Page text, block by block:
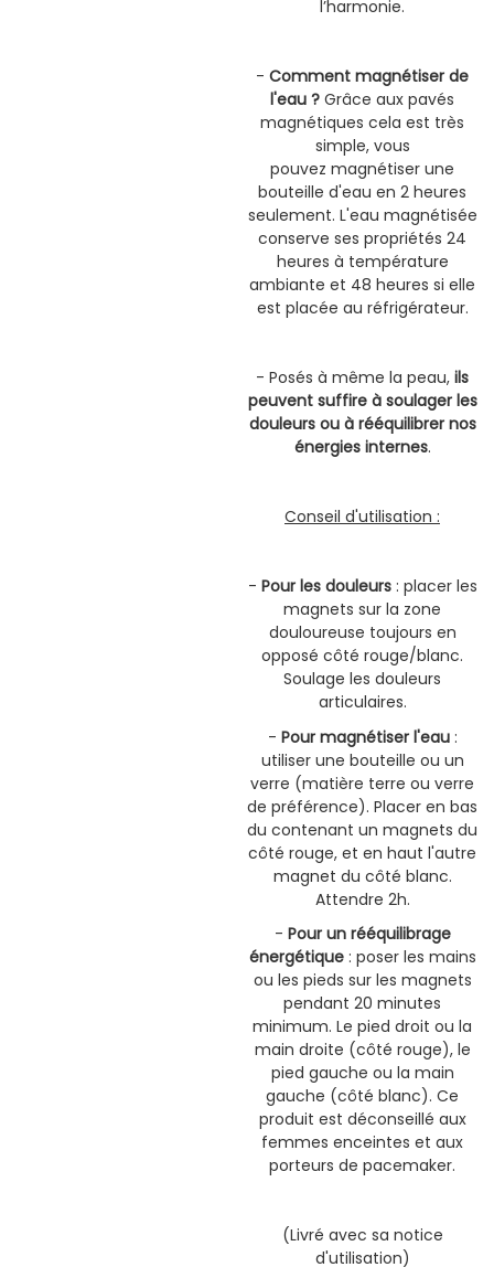
l’harmonie.
- Comment magnétiser de
l'eau ? Grâce aux pavés
magnétiques cela est très
simple, vous
pouvez magnétiser une
bouteille d'eau en 2 heures
seulement. L'eau magnétisée
conserve ses propriétés 24
heures à température
ambiante et 48 heures si elle
est placée au réfrigérateur.
- Posés à même la peau, ils
peuvent suffire à soulager les
douleurs ou à rééquilibrer nos
énergies internes.
Conseil d'utilisation :
- Pour les douleurs: placer les
magnets sur la zone
douloureuse toujours en
opposé côté rouge/blanc.
Soulage les douleurs
articulaires.
- Pour magnétiser l'eau:
utiliser une bouteille ou un
verre (matière terre ou verre
de préférence). Placer en bas
du contenant un magnets du
côté rouge, et en haut l'autre
magnet du côté blanc.
Attendre 2h.
- Pour un rééquilibrage
énergétique: poser les mains
ou les pieds sur les magnets
pendant 20 minutes
minimum. Le pied droit ou la
main droite (côté rouge), le
pied gauche ou la main
gauche (côté blanc). Ce
produit est déconseillé aux
femmes enceintes et aux
porteurs de pacemaker.
(Livré avec sa notice
d'utilisation)